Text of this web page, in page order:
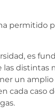
permitido
es
distintas
un
cada caso